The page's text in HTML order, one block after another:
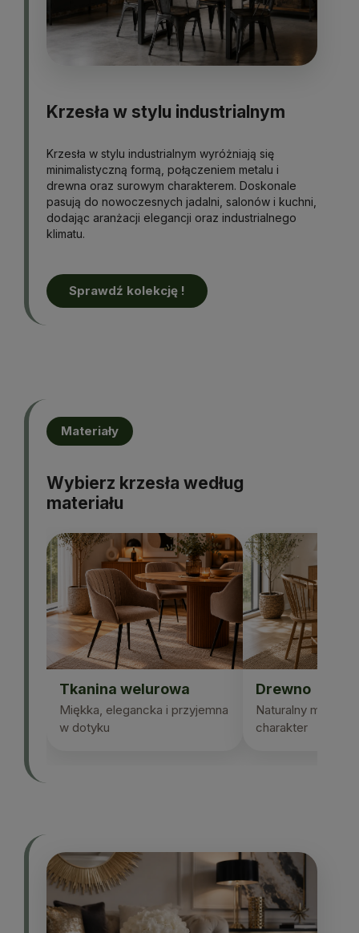
Krzesła w stylu industrialnym
Krzesła w stylu industrialnym wyróżniają się
minimalistyczną formą, połączeniem metalu i
drewna oraz surowym charakterem. Doskonale
pasują do nowoczesnych jadalni, salonów i kuchni,
dodając aranżacji elegancji oraz industrialnego
klimatu.
Sprawdź kolekcję !
Materiały
Wybierz krzesła według
materiału
Tkanina welurowa
Miękka, elegancka i przyjemna
w dotyku
Drewno
Naturalny
charakter